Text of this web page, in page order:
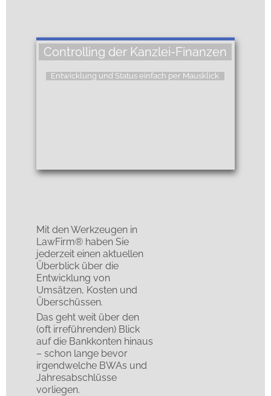
Entwicklung und Status einfach per Mausklick
Controlling der Kanzlei-Finanzen
Mit den Werkzeugen in
LawFirm® haben Sie
jederzeit einen aktuellen
Überblick über die
Entwicklung von
Umsätzen, Kosten und
Überschüssen.
Das geht weit über den
(oft irreführenden) Blick
auf die Bankkonten hinaus
– schon lange bevor
irgendwelche BWAs und
Jahresabschlüsse
vorliegen.